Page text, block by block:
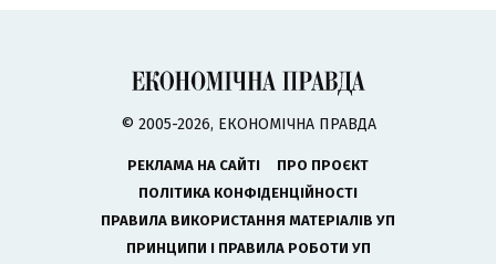
© 2005-2026, ЕКОНОМІЧНА ПРАВДА
РЕКЛАМА НА САЙТІ
ПРО ПРОЄКТ
ПОЛІТИКА КОНФІДЕНЦІЙНОСТІ
ПРАВИЛА ВИКОРИСТАННЯ МАТЕРІАЛІВ УП
ПРИНЦИПИ І ПРАВИЛА РОБОТИ УП